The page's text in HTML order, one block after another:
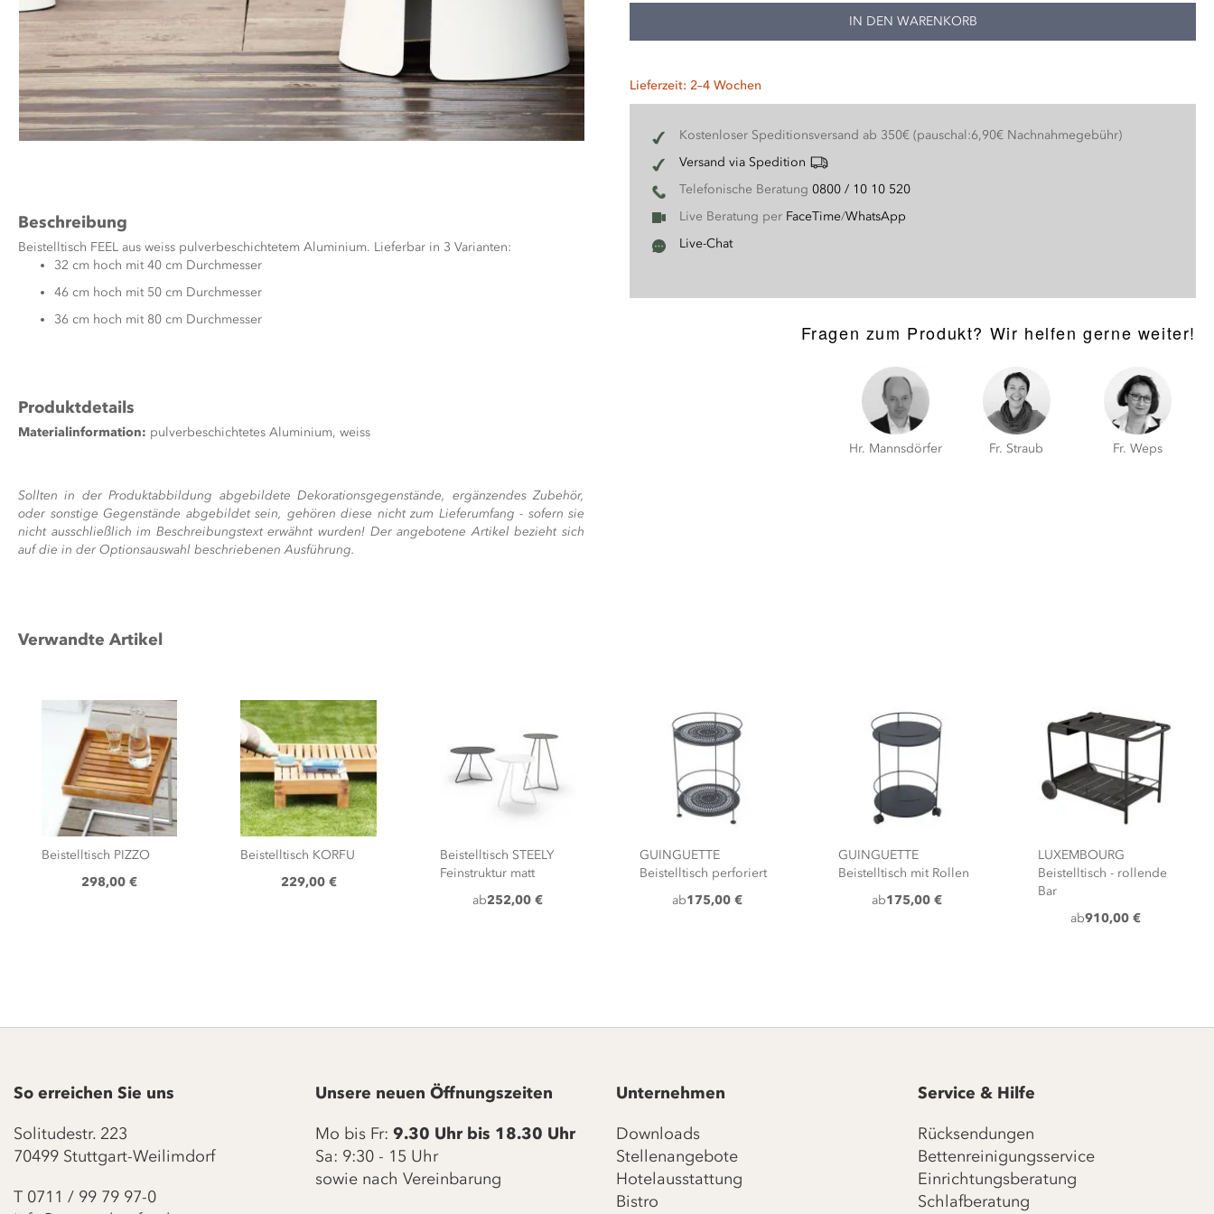
springen
IN DEN WARENKORB
Lieferzeit: 2–4 Wochen
Kostenloser Speditionsversand ab 350€ (pauschal:6,90€ Nachnahmegebühr)
Versand via Spedition
Telefonische Beratung 0800 / 10 10 520
Live Beratung per FaceTime/WhatsApp
Live-Chat
Fragen zum Produkt? Wir helfen gerne weiter!
Hr. Mannsdörfer Fr. Straub Fr. Weps
Beschreibung
Beistelltisch FEEL aus weiss pulverbeschichtetem Aluminium. Lieferbar in 3 Varianten:
32 cm hoch mit 40 cm Durchmesser
46 cm hoch mit 50 cm Durchmesser
36 cm hoch mit 80 cm Durchmesser
Produktdetails
Materialinformation: pulverbeschichtetes Aluminium, weiss
Sollten in der Produktabbildung abgebildete Dekorationsgegenstände, ergänzendes Zubehör,
oder sonstige Gegenstände abgebildet sein, gehören diese nicht zum Lieferumfang - sofern sie
nicht ausschließlich im Beschreibungstext erwähnt wurden! Der angebotene Artikel bezieht sich
auf die in der Optionsauswahl beschriebenen Ausführung.
Verwandte Artikel
Beistelltisch PIZZO
298,00 €
Beistelltisch KORFU
229,00 €
Beistelltisch STEELY
Feinstruktur matt
ab252,00 €
GUINGUETTE
Beistelltisch perforiert
ab175,00 €
GUINGUETTE
Beistelltisch mit Rollen
ab175,00 €
LUXEMBOURG
Beistelltisch - rollende
Bar
ab910,00 €
So erreichen Sie uns
Solitudestr. 223
70499 Stuttgart-Weilimdorf
T 0711 / 99 79 97-0
Unsere neuen Öffnungszeiten
Mo bis Fr: 9.30 Uhr bis 18.30 Uhr
Sa: 9:30 - 15 Uhr
sowie nach Vereinbarung
Unternehmen
Downloads
Stellenangebote
Hotelausstattung
Bistro
Service & Hilfe
Rücksendungen
Bettenreinigungsservice
Einrichtungsberatung
Schlafberatung